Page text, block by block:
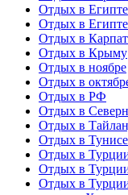
Отдых в Египте
Отдых в
Отдых в
Отдых в Крыму
Отдых в ноябре
Отдых в
Отдых в РФ
Отдых в
Отдых в
Отдых в
Отдых в
Отдых в
Отдых в